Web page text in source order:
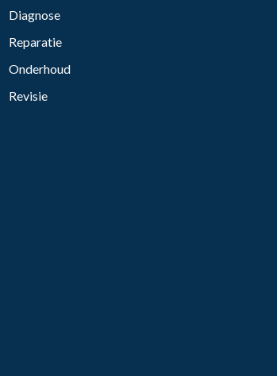
Diagnose
Reparatie
Onderhoud
Revisie